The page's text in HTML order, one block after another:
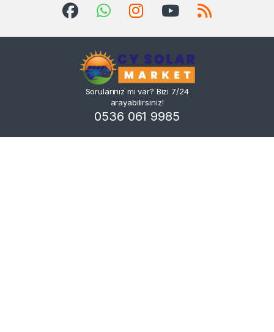
Sorularınız mı var? Bizi 7/24
arayabilirsiniz!
0536 061 9985